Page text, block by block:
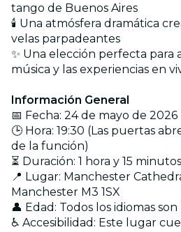
tango de Buenos Aires
🕯️ Una atmósfera dramática
velas parpadeantes
✨ Una elección perfecta para
música y las experiencias en
Información General
📅 Fecha: 24 de mayo de 2026
🕒 Hora: 19:30 (Las puertas
de la función)
⏳ Duración: 1 hora y 15 minutos
📍 Lugar: Manchester
Manchester M3 1SX
👤 Edad: Todos los idiomas
♿ Accesibilidad: Este lugar